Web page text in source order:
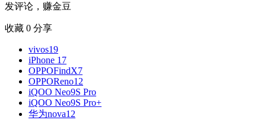
发评论，赚金豆
收藏 0 分享
vivos19
iPhone 17
OPPOFindX7
OPPOReno12
iQOO Neo9S Pro
iQOO Neo9S Pro+
华为nova12